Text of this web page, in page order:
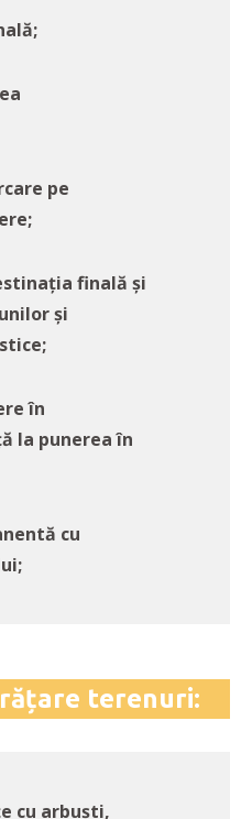
pe
finală şi
şi
în
la punerea în
cu
terenuri:
cu arbuști,